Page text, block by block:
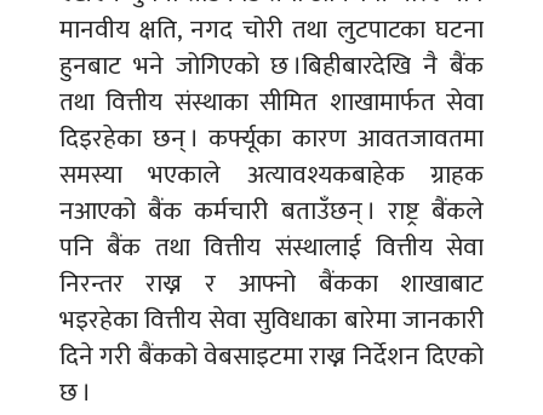
मानवीय क्षति, नगद चोरी तथा लुटपाटका घटना
हुनबाट भने जोगिएको छ ।बिहीबारदेखि नै बैंक
तथा वित्तीय संस्थाका सीमित शाखामार्फत सेवा
दिइरहेका छन् । कर्फ्यूका कारण आवतजावतमा
समस्या भएकाले अत्यावश्यकबाहेक ग्राहक
नआएको बैंक कर्मचारी बताउँछन् । राष्ट्र बैंकले
पनि बैंक तथा वित्तीय संस्थालाई वित्तीय सेवा
निरन्तर राख्न र आफ्नो बैंकका शाखाबाट
भइरहेका वित्तीय सेवा सुविधाका बारेमा जानकारी
दिने गरी बैंकको वेबसाइटमा राख्न निर्देशन दिएको
छ ।